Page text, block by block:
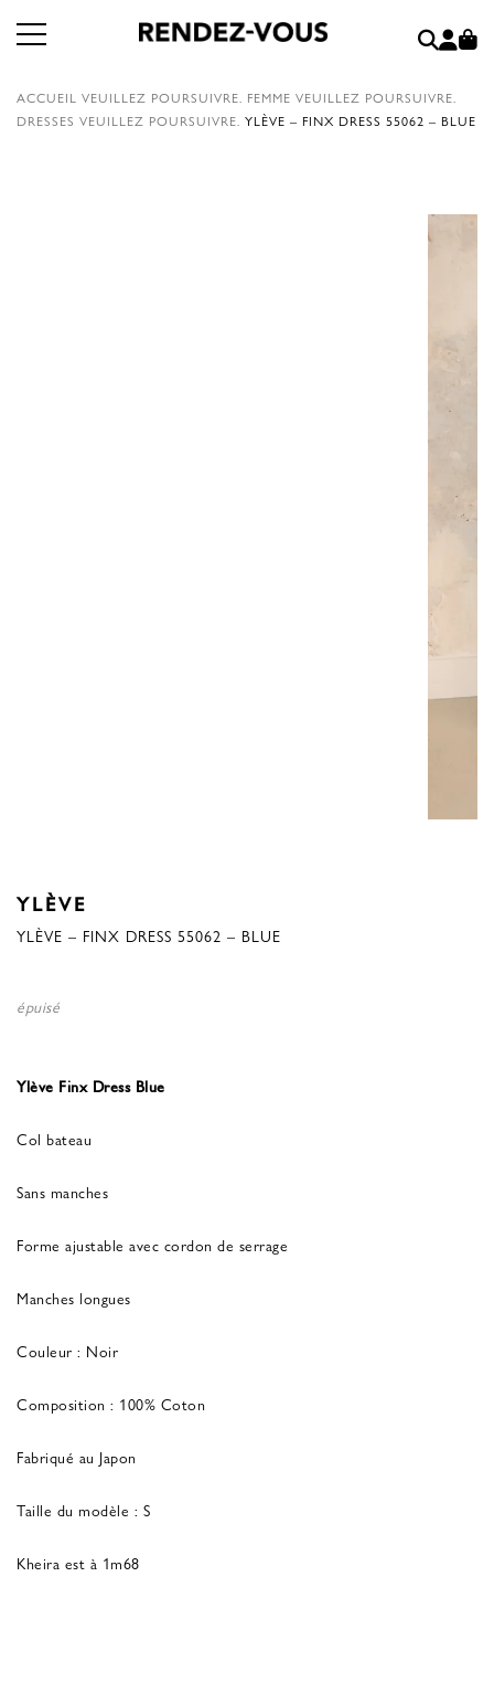
ACCUEIL VEUILLEZ POURSUIVRE. FEMME VEUILLEZ POURSUIVRE.
DRESSES VEUILLEZ POURSUIVRE. YLÈVE – FINX DRESS 55062 – BLUE
YLÈVE
YLÈVE – FINX DRESS 55062 – BLUE
épuisé
Ylève Finx Dress Blue
Col bateau
Sans manches
Forme ajustable avec cordon de serrage
Manches longues
Couleur : Noir
Composition : 100% Coton
Fabriqué au Japon
Taille du modèle : S
Kheira est à 1m68